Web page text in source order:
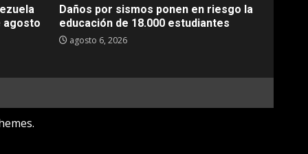
agosto
Daños por sismos ponen en riesgo la
educación de 18.000 estudiantes
agosto 6, 2026